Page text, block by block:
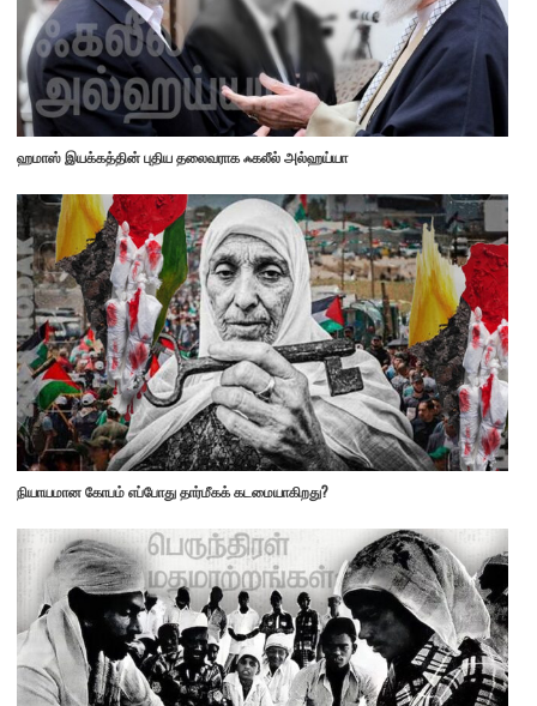
ஹமாஸ் இயக்கத்தின் புதிய தலைவராக ஃகலீல் அல்ஹய்யா
நியாயமான கோபம் எப்போது தார்மீகக் கடமையாகிறது?